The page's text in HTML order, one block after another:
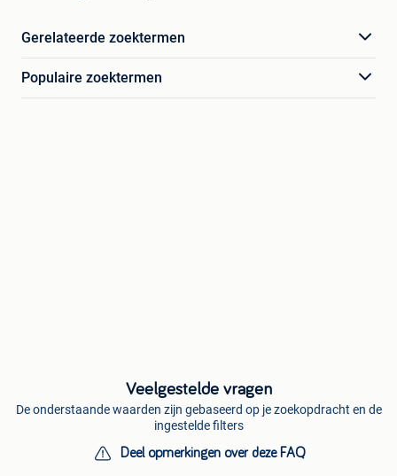
Gerelateerde zoektermen
Populaire zoektermen
Veelgestelde vragen
De onderstaande waarden zijn gebaseerd op je zoekopdracht en de
ingestelde filters
Deel opmerkingen over deze FAQ